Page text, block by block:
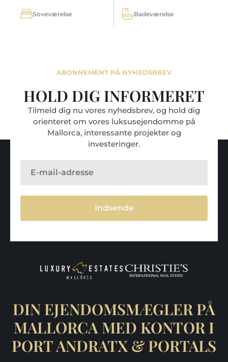
Soveværelse Badeværelse
ABONNEMENT PÅ NYHEDSBREV
HOLD DIG INFORMERET
Tilmeld dig nu vores nyhedsbrev, og hold dig
orienteret om vores luksusejendomme på
Mallorca, interessante projekter og
investeringer.
Indsende
DIN EJENDOMSMÆGLER PÅ
MALLORCA MED KONTOR I
PORT ANDRATX & PORTALS